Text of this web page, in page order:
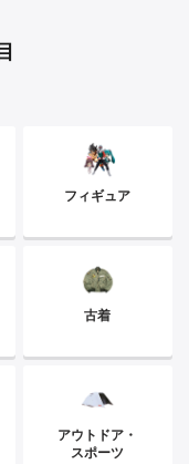
フィギュア
古着
アウトドア・
スポーツ